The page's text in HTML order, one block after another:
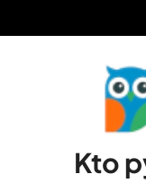
Kto